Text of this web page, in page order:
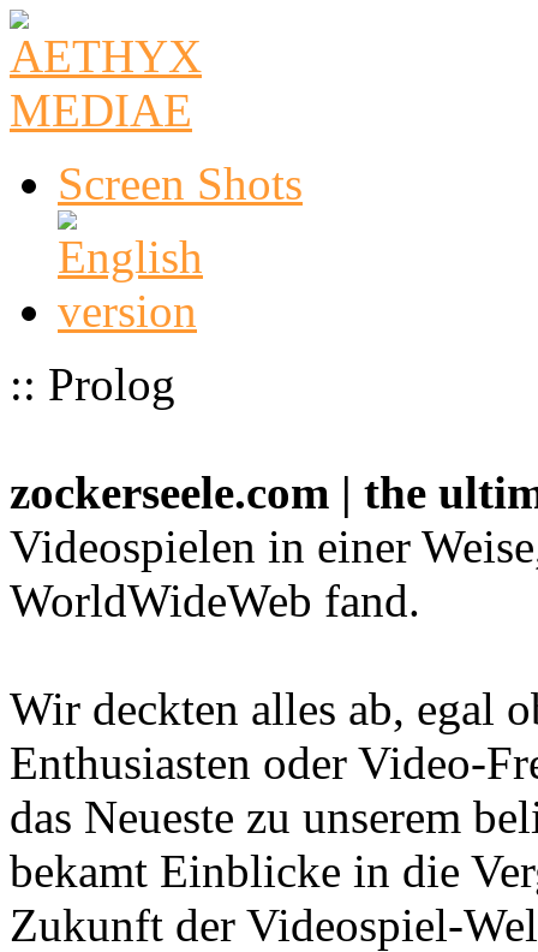
Screen Shots
:: Prolog
zockerseele.com | the
Videospielen in einer
WorldWideWeb fand.
Wir deckten alles ab, egal
Enthusiasten oder Video-
das Neueste zu unserem
bekamt Einblicke in die
Zukunft der Videospiel-